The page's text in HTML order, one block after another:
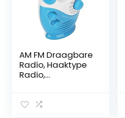
AM FM Draagbare
Radio, Haaktype
Radio,
Waterdicht